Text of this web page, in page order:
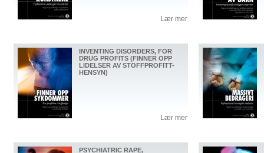
Lær mer
INVENTING DISORDERS, FOR
DRUG PROFITS (FINNER OPP
LIDELSER AV STOFFPROFITT-
HENSYN)
Lær mer
PSYCHIATRIC RAPE,